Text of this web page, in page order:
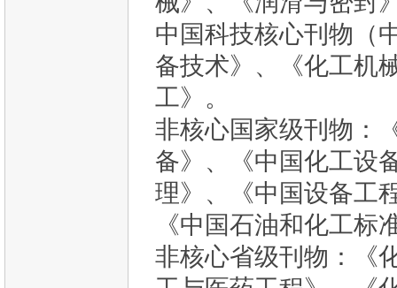
中国科技核心刊物（
备技术》、《化工机
工》。
非核心国家级刊物 ：
备》、《中国化工设
理》、《中国设备工
《中国石油和化工标
非核心省级刊物 ：《